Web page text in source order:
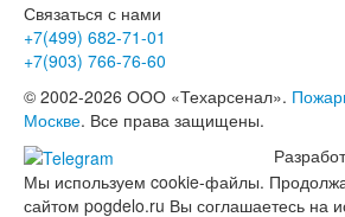
Связаться с нами
+7(499) 682-71-01
+7(903) 766-76-60
© 2002-2026 ООО «Техарсенал».
Москве. Все права защищены.
Мы используем cookie-файлы.
сайтом pogdelo.ru Вы соглашаетесь на